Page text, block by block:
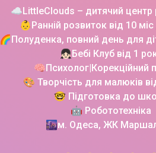
☁️LittleClouds – дитячий
👶Ранній розвиток від 10
🌈Полуденка, повний день для
👧🏻Бебі Клуб від 1
🧠Психолог|Корекційний
🎨 Творчість для малюків
🤓 Підготовка до
🤖 Робототехніка
🌆м. Одеса, ЖК Маршал